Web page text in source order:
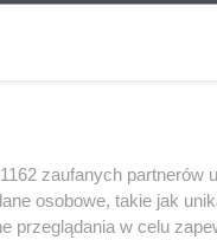
zaufanych
osobowe, takie jak
przeglądania w celu